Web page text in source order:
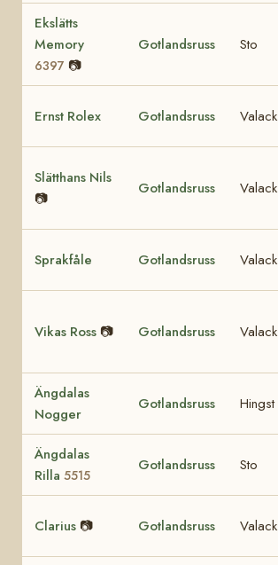
Ekslätts
Memory
6397 📷
Gotlandsruss Sto
Ernst Rolex Gotlandsruss Valack
Slätthans Nils
📷
Gotlandsruss Valack
Sprakfåle Gotlandsruss Valack
Vikas Ross 📷 Gotlandsruss Valack
Ängdalas
Nogger
Gotlandsruss Hingst
Ängdalas
Rilla 5515
Gotlandsruss Sto
Clarius 📷 Gotlandsruss Valack